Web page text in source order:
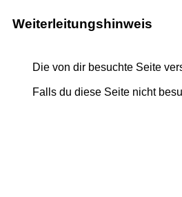
Weiterleitungshinweis
Die von dir besuchte Seite
Falls du diese Seite nicht